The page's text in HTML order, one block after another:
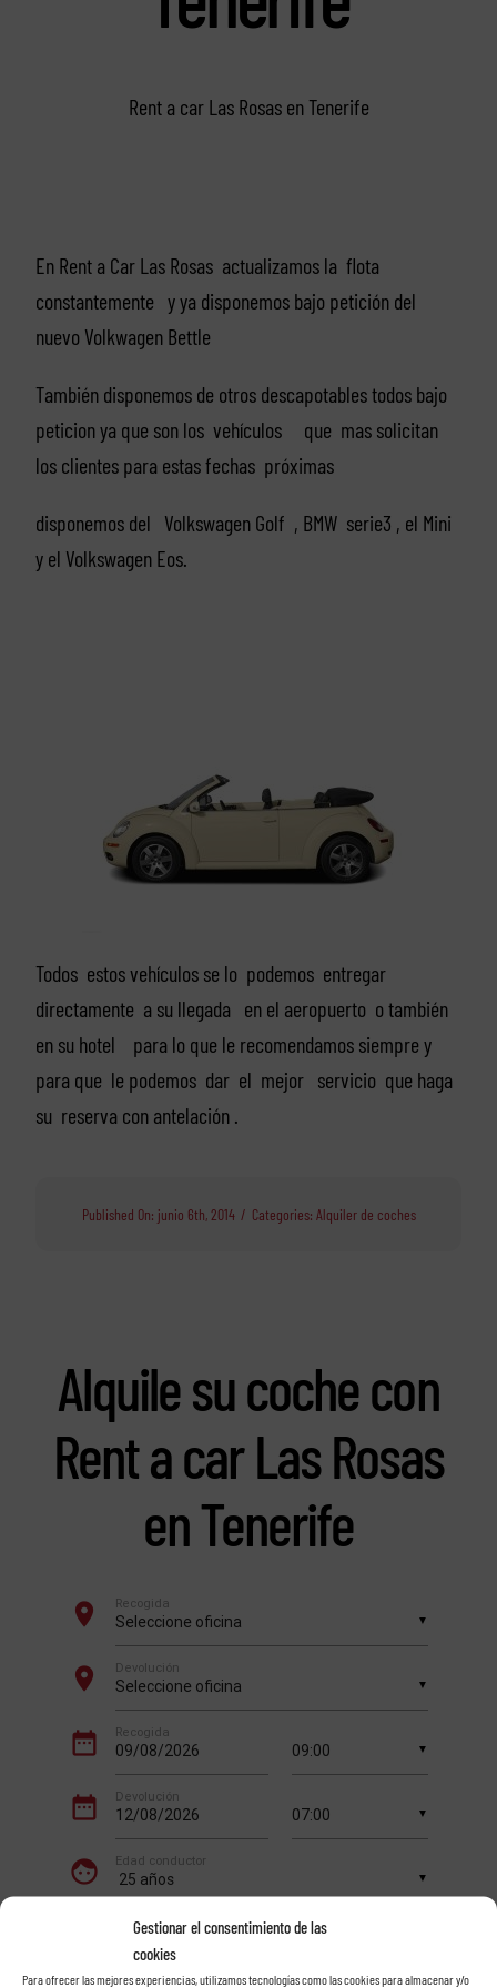
Gestionar el consentimiento de las
cookies
Para ofrecer las mejores experiencias, utilizamos tecnologías como las cookies para almacenar y/o
Rent a car Las Rosas en Tenerife
En Rent a Car Las Rosas actualizamos la flota
constantemente y ya disponemos bajo petición del
nuevo Volkwagen Bettle
También disponemos de otros descapotables todos bajo
peticion ya que son los vehículos que mas solicitan
los clientes para estas fechas próximas
disponemos del Volkswagen Golf , BMW serie3 , el Mini
y el Volkswagen Eos.
Todos estos vehículos se lo podemos entregar
directamente a su llegada en el aeropuerto o también
en su hotel para lo que le recomendamos siempre y
para que le podemos dar el mejor servicio que haga
su reserva con antelación .
Published On: junio 6th, 2014 / Categories: Alquiler de coches
Alquile su coche con
Rent a car Las Rosas
en Tenerife